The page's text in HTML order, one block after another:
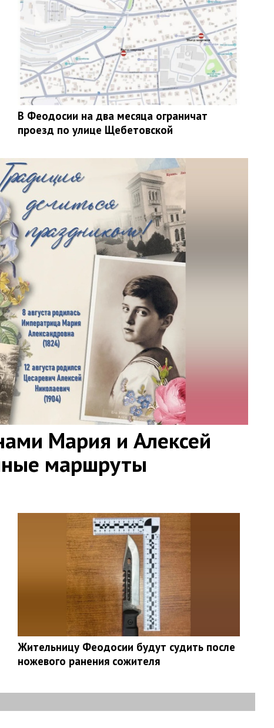
В Феодосии на два месяца ограничат
проезд по улице Щебетовской
Мария и Алексей
маршруты
Жительницу Феодосии будут судить после
ножевого ранения сожителя